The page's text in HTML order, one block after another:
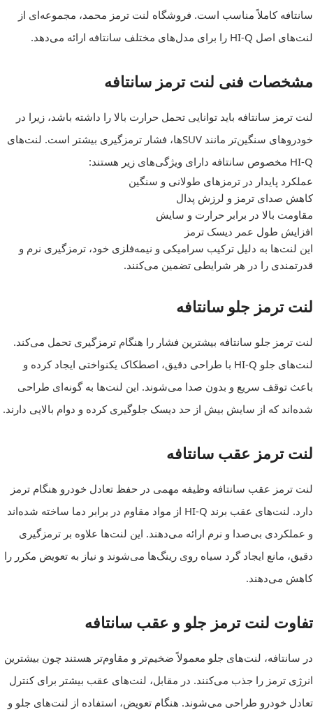
سانتافه کاملاً مناسب است. فروشگاه لنت ترمز محمد، مجموعه‌ای از
لنت‌های اصل HI-Q را برای مدل‌های مختلف سانتافه ارائه می‌دهد.
مشخصات فنی لنت ترمز سانتافه
لنت ترمز سانتافه باید توانایی تحمل حرارت بالا را داشته باشد، زیرا در
خودروهای سنگین‌تر مانند SUVها، فشار ترمزگیری بیشتر است. لنت‌های
HI-Q مخصوص سانتافه دارای ویژگی‌های زیر هستند:
عملکرد پایدار در ترمزهای طولانی و سنگین
کاهش صدای ترمز و لرزش پدال
مقاومت بالا در برابر حرارت و سایش
افزایش طول عمر دیسک ترمز
این لنت‌ها به دلیل ترکیب سرامیکی و نیمه‌فلزی خود، ترمزگیری نرم و
قدرتمندی را در هر شرایطی تضمین می‌کنند.
لنت ترمز جلو سانتافه
لنت ترمز جلو سانتافه بیشترین فشار را هنگام ترمزگیری تحمل می‌کند.
لنت‌های جلو HI-Q با طراحی دقیق، اصطکاک یکنواختی ایجاد کرده و
باعث توقف سریع و بدون صدا می‌شوند. این لنت‌ها به گونه‌ای طراحی
شده‌اند که از سایش بیش از حد دیسک جلوگیری کرده و دوام بالایی دارند.
لنت ترمز عقب سانتافه
لنت ترمز عقب سانتافه وظیفه مهمی در حفظ تعادل خودرو هنگام ترمز
دارد. لنت‌های عقب برند HI-Q از مواد مقاوم در برابر دما ساخته شده‌اند
و عملکردی بی‌صدا و نرم ارائه می‌دهند. این لنت‌ها علاوه بر ترمزگیری
دقیق، مانع ایجاد گرد سیاه روی رینگ‌ها می‌شوند و نیاز به تعویض مکرر را
کاهش می‌دهند.
تفاوت لنت ترمز جلو و عقب سانتافه
در سانتافه، لنت‌های جلو معمولاً ضخیم‌تر و مقاوم‌تر هستند چون بیشترین
انرژی ترمز را جذب می‌کنند. در مقابل، لنت‌های عقب بیشتر برای کنترل
تعادل خودرو طراحی می‌شوند. هنگام تعویض، استفاده از لنت‌های جلو و